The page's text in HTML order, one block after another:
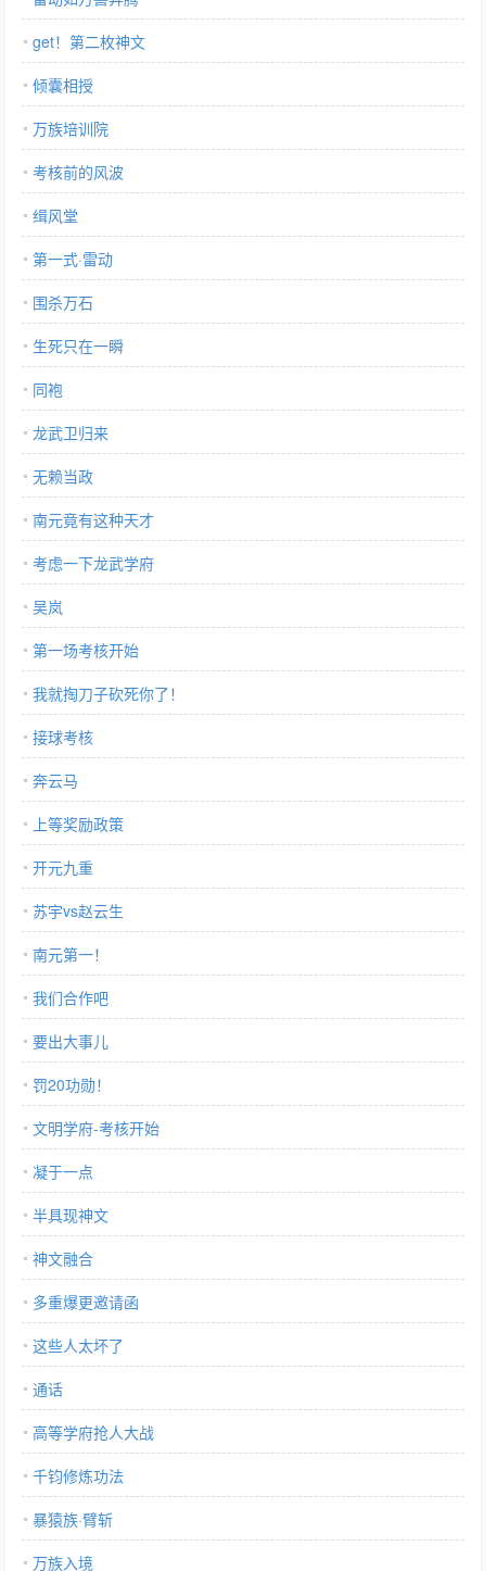
get！第二枚神文
倾囊相授
万族培训院
考核前的风波
缉风堂
第一式·雷动
围杀万石
生死只在一瞬
同袍
龙武卫归来
无赖当政
南元竟有这种天才
考虑一下龙武学府
吴岚
第一场考核开始
我就掏刀子砍死你了！
接球考核
奔云马
上等奖励政策
开元九重
苏宇vs赵云生
南元第一！
我们合作吧
要出大事儿
罚20功勋！
文明学府-考核开始
凝于一点
半具现神文
神文融合
多重爆更邀请函
这些人太坏了
通话
高等学府抢人大战
千钧修炼功法
暴猿族·臂斩
万族入境